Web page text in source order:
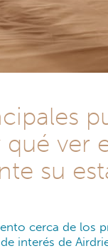
qué ver
su
cerca de los
de interés de